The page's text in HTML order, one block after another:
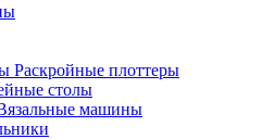
Раскройные плоттеры
столы
машины